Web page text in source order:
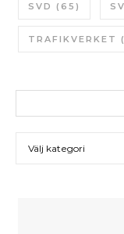
SVD (65)
TRAFIKVERKET